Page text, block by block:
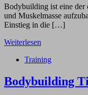
Bodybuilding ist eine
und Muskelmasse
Einstieg in die […]
Weiterlesen
Training
Bodybuilding